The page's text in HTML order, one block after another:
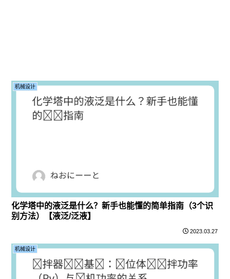
机械设计
化学塔中的液泛是什么？新手也能懂的简单指南（3个识
别方法）【液泛/泛液】
2023.03.27
机械设计